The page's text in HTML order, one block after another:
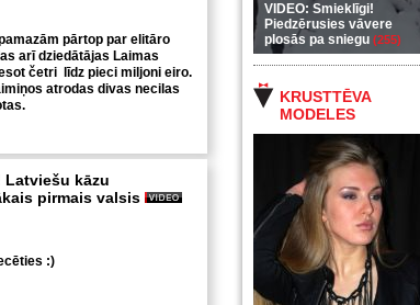
VIDEO: Smieklīgi!
Piedzērusies vāvere
plosās pa sniegu (255)
KRUSTTĒVA
MODELES
pārtop par elitāro
arī dziedātājas Laimas
četri līdz pieci miljoni eiro.
atrodas divas necilas
Latviešu kāzu
pirmais valsis
:)